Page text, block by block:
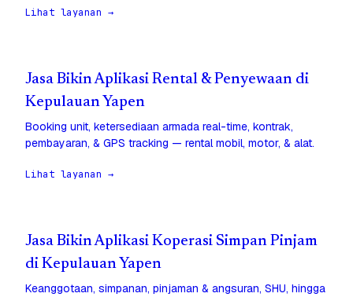
Lihat layanan →
Jasa Bikin Aplikasi Rental & Penyewaan di
Kepulauan Yapen
Booking unit, ketersediaan armada real-time, kontrak,
pembayaran, & GPS tracking — rental mobil, motor, & alat.
Lihat layanan →
Jasa Bikin Aplikasi Koperasi Simpan Pinjam
di Kepulauan Yapen
Keanggotaan, simpanan, pinjaman & angsuran, SHU, hingga